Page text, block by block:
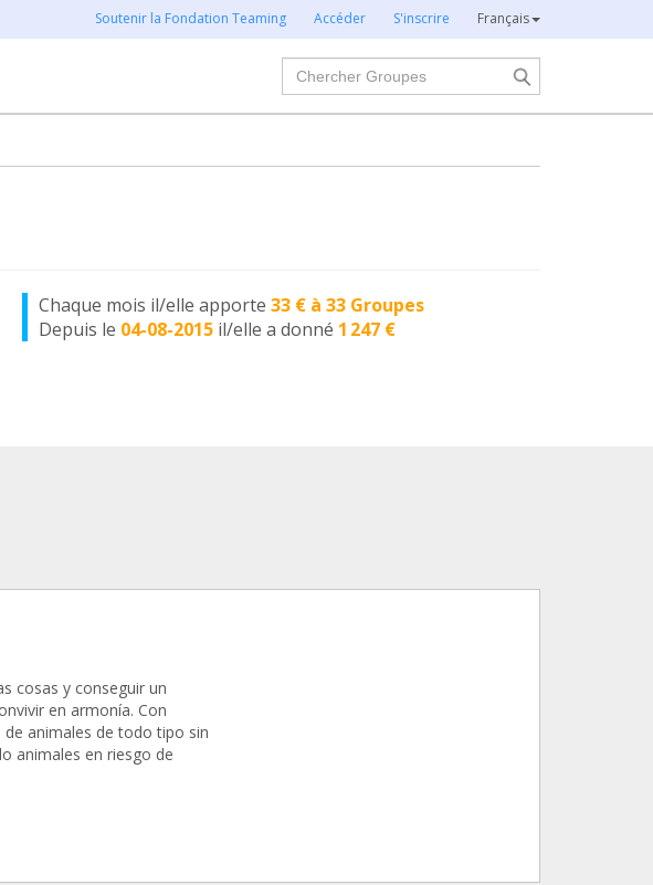
Soutenir la Fondation Teaming Accéder S'inscrire Français
Chercher
Chaque mois il/elle apporte33 € à 33 Groupes
Depuis le 04-08-2015 il/elle a donné 1 247 €
cosas y conseguir un
en armonía. Con
animales de todo tipo sin
animales en riesgo de